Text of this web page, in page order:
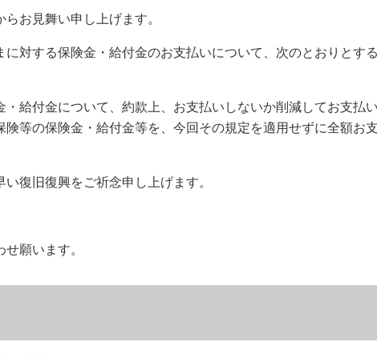
動画一覧​
お見舞い申し上げます。
対する保険金・給付金のお支払いについて、次のとおりとす
給付金について、約款上、お支払いしないか削減してお支払
等の保険金・給付金等を、今回その規定を適用せずに全額お
復旧復興をご祈念申し上げます。
願います。